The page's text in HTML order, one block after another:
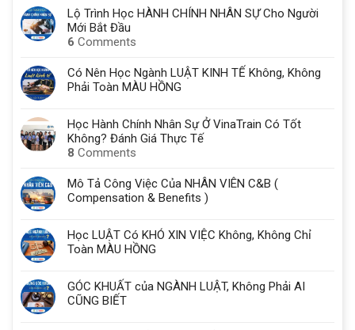
Lộ Trình Học HÀNH CHÍNH NHÂN SỰ Cho Người
Mới Bắt Đầu
6 Comments
Có Nên Học Ngành LUẬT KINH TẾ Không, Không
Phải Toàn MÀU HỒNG
Học Hành Chính Nhân Sự Ở VinaTrain Có Tốt
Không? Đánh Giá Thực Tế
8 Comments
Mô Tả Công Việc Của NHÂN VIÊN C&B (
Compensation & Benefits )
Học LUẬT Có KHÓ XIN VIỆC Không, Không Chỉ
Toàn MÀU HỒNG
GÓC KHUẤT của NGÀNH LUẬT, Không Phải AI
CŨNG BIẾT